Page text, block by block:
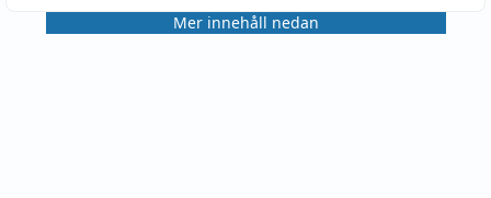
Mer innehåll nedan